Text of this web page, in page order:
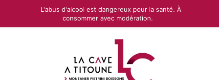
L'abus d'alcool est dangereux pour la santé. À
consommer avec modération.